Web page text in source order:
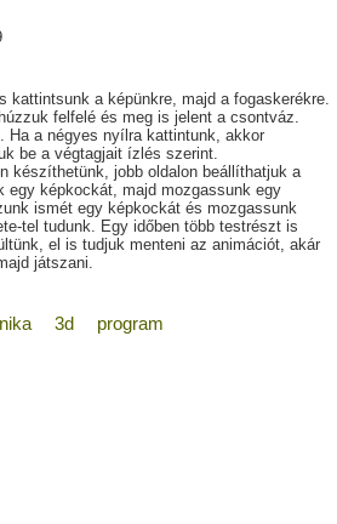
kattintsunk a képünkre, majd a fogaskerékre.
felfelé és meg is jelent a csontváz.
Ha a négyes nyílra kattintunk, akkor
be a végtagjait ízlés szerint.
készíthetünk, jobb oldalon beállíthatjuk a
egy képkockát, majd mozgassunk egy
ismét egy képkockát és mozgassunk
tel tudunk. Egy időben több testrészt is
el is tudjuk menteni az animációt, akár
játszani.
3d program